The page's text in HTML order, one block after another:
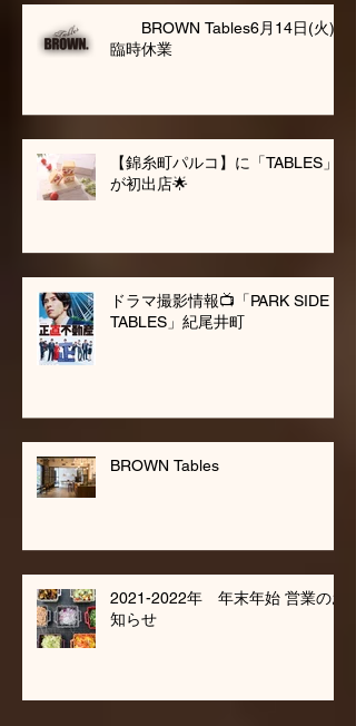
BROWN Tables6月14日(火)
臨時休業
【錦糸町パルコ】に「TABLES」
が初出店🌟
ドラマ撮影情報📺「PARK SIDE
TABLES」紀尾井町
BROWN Tables
2021-2022年 年末年始 営業のお
知らせ